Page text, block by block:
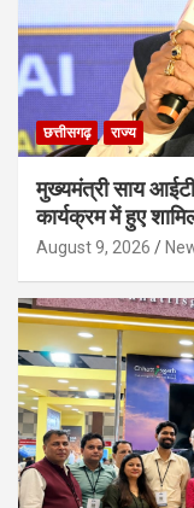
छत्तीसगढ़ राज्य
मुख्यमंत्री साय
कार्यक्रम में हुए
August 9, 2026